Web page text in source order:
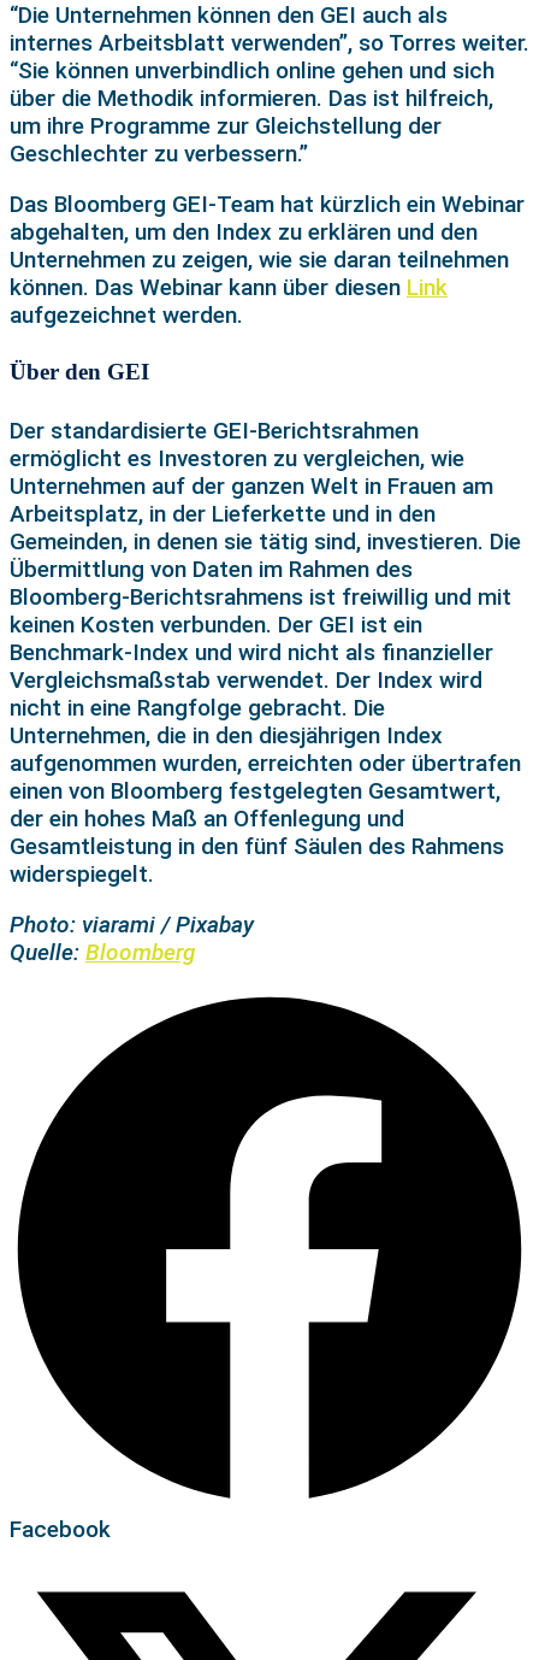
“Die Unternehmen können den GEI auch als
internes Arbeitsblatt verwenden”, so Torres weiter.
“Sie können unverbindlich online gehen und sich
über die Methodik informieren. Das ist hilfreich,
um ihre Programme zur Gleichstellung der
Geschlechter zu verbessern.”
Das Bloomberg GEI-Team hat kürzlich ein Webinar
abgehalten, um den Index zu erklären und den
Unternehmen zu zeigen, wie sie daran teilnehmen
können. Das Webinar kann über diesen Link
aufgezeichnet werden.
Über den GEI
Der standardisierte GEI-Berichtsrahmen
ermöglicht es Investoren zu vergleichen, wie
Unternehmen auf der ganzen Welt in Frauen am
Arbeitsplatz, in der Lieferkette und in den
Gemeinden, in denen sie tätig sind, investieren. Die
Übermittlung von Daten im Rahmen des
Bloomberg-Berichtsrahmens ist freiwillig und mit
keinen Kosten verbunden. Der GEI ist ein
Benchmark-Index und wird nicht als finanzieller
Vergleichsmaßstab verwendet. Der Index wird
nicht in eine Rangfolge gebracht. Die
Unternehmen, die in den diesjährigen Index
aufgenommen wurden, erreichten oder übertrafen
einen von Bloomberg festgelegten Gesamtwert,
der ein hohes Maß an Offenlegung und
Gesamtleistung in den fünf Säulen des Rahmens
widerspiegelt.
Photo: viarami / Pixabay
Quelle: Bloomberg
Facebook